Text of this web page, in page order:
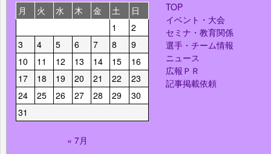
月
火 水 木 金 土
日
1
2
3
4 5 6 7 8
9
10
11 12 13 14 15
16
17
18 19 20 21 22
23
24
25 26 27 28 29
30
31
« 7月
TOP
イベント・大会
セミナ・教育関係
選手・チーム情報
ニュース
広報ＰＲ
記事掲載依頼